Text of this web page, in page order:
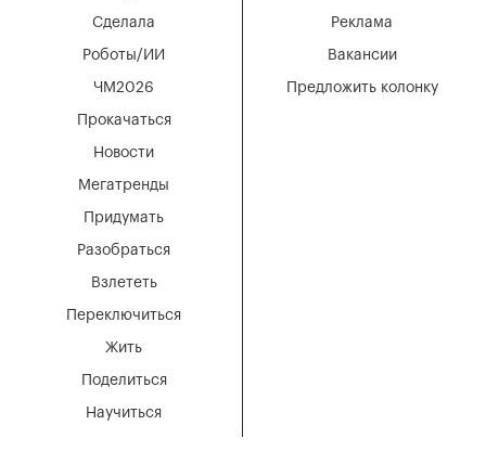
Мегатренды
Придумать
Разобраться
Взлететь
Новости
Переключиться
Жить
Поделиться
Научиться
Сделала
Роботы/ИИ
ЧМ2026
Прокачаться
Вакансии
Реклама
Предложить колонку